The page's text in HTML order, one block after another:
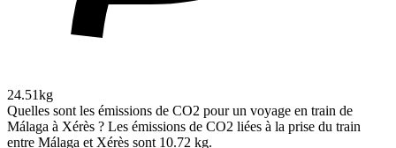
24.51kg
Quelles sont les émissions de CO2 pour un voyage en train de
Málaga à Xérès ? Les émissions de CO2 liées à la prise du train
entre Málaga et Xérès sont 10.72 kg.